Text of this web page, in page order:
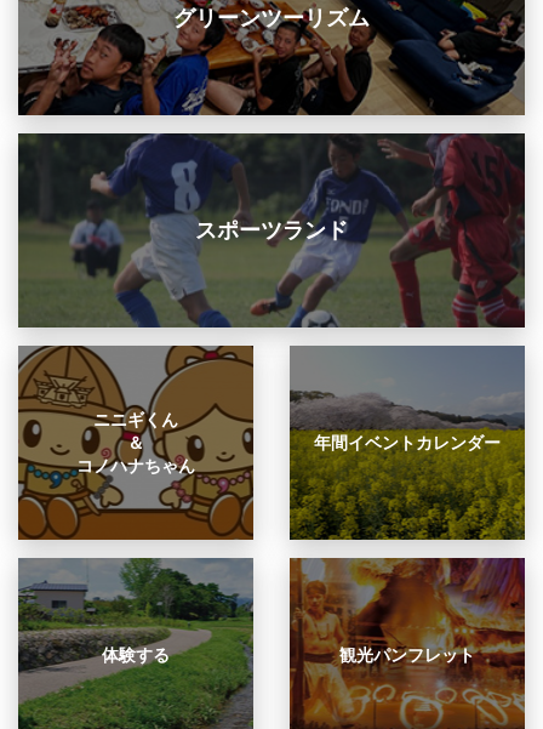
グリーンツーリズム
スポーツランド
ニニギくん
＆
コノハナちゃん
年間イベントカレンダー
体験する 観光パンフレット